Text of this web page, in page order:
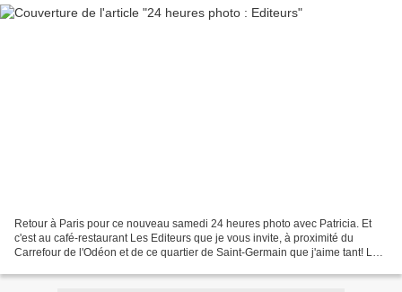
Retour à Paris pour ce nouveau samedi 24 heures photo avec Patricia. Et
c'est au café-restaurant Les Editeurs que je vous invite, à proximité du
Carrefour de l'Odéon et de ce quartier de Saint-Germain que j'aime tant! Les